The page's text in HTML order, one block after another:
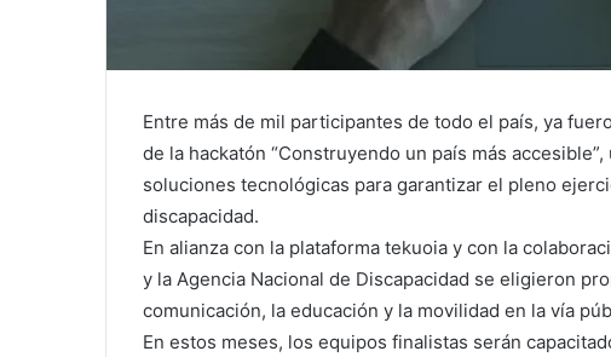
Entre más de mil participantes de todo el país, ya
de la hackatón “Construyendo un país más
soluciones tecnológicas para garantizar el pleno
discapacidad.
En alianza con la plataforma tekuoia y con la
y la Agencia Nacional de Discapacidad se eligieron
comunicación, la educación y la movilidad en la vía
En estos meses, los equipos finalistas serán